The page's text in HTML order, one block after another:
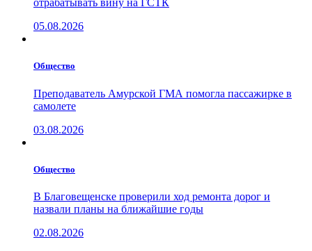
отрабатывать вину на ГСТК
05.08.2026
Общество
Преподаватель Амурской ГМА помогла пассажирке в
самолете
03.08.2026
Общество
В Благовещенске проверили ход ремонта дорог и
назвали планы на ближайшие годы
02.08.2026